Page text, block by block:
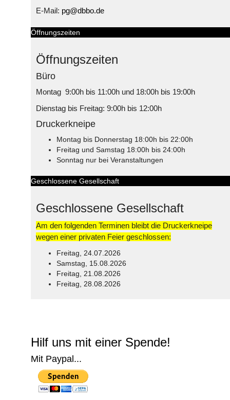
E-Mail: pg@dbbo.de
Öffnungszeiten
Öffnungszeiten
Büro
Montag 9:00h bis 11:00h und 18:00h bis 19:00h
Dienstag bis Freitag: 9:00h bis 12:00h
Druckerkneipe
Montag bis Donnerstag 18:00h bis 22:00h
Freitag und Samstag 18:00h bis 24:00h
Sonntag nur bei Veranstaltungen
Geschlossene Gesellschaft
Geschlossene Gesellschaft
Am den folgenden Terminen bleibt die Druckerkneipe
wegen einer privaten Feier geschlossen:
Freitag, 24.07.2026
Samstag, 15.08.2026
Freitag, 21.08.2026
Freitag, 28.08.2026
Hilf uns mit einer Spende!
Mit Paypal...